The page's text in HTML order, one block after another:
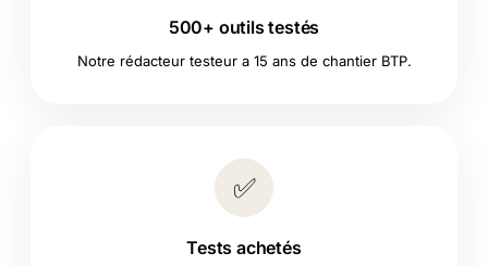
500+ outils testés
Notre rédacteur testeur a 15 ans de chantier BTP.
✅
Tests achetés